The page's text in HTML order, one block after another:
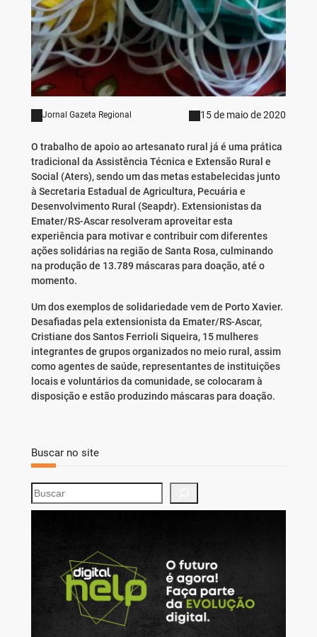
Jornal Gazeta Regional 15 de maio de 2020
O trabalho de apoio ao artesanato rural já é uma prática
tradicional da Assistência Técnica e Extensão Rural e
Social (Aters), sendo um das metas estabelecidas junto
à Secretaria Estadual de Agricultura, Pecuária e
Desenvolvimento Rural (Seapdr). Extensionistas da
Emater/RS-Ascar resolveram aproveitar esta
experiência para motivar e contribuir com diferentes
ações solidárias na região de Santa Rosa, culminando
na produção de 13.789 máscaras para doação, até o
momento.
Um dos exemplos de solidariedade vem de Porto Xavier.
Desafiadas pela extensionista da Emater/RS-Ascar,
Cristiane dos Santos Ferrioli Siqueira, 15 mulheres
integrantes de grupos organizados no meio rural, assim
como agentes de saúde, representantes de instituições
locais e voluntários da comunidade, se colocaram à
disposição e estão produzindo máscaras para doação.
Buscar no site
S
e